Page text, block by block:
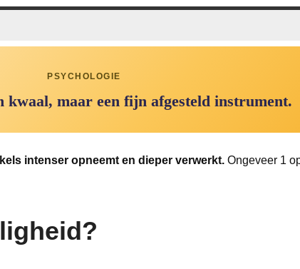
PSYCHOLOGIE
kwaal, maar een fijn afgesteld instrument.
intenser opneemt en dieper verwerkt.Ongeveer 1